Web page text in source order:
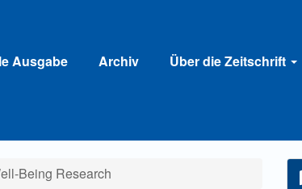
Ausgabe Archiv Über die Zeitschrift
Being Research